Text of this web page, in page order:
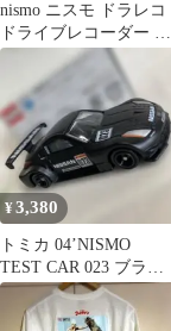
nismo ニスモ ドラレコ
ドライブレコーダー ス
テッカー NIS-W
¥3,380
トミカ 04’NISMO
TEST CAR 023 ブラッ
ク